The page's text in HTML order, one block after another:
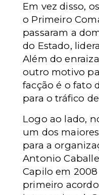
Em vez disso,
o Primeiro
passaram a
do Estado,
Além do
outro motivo
facção é o fato
para o tráfico
Logo ao lado,
um dos
para a
Antonio
Capilo em
primeiro